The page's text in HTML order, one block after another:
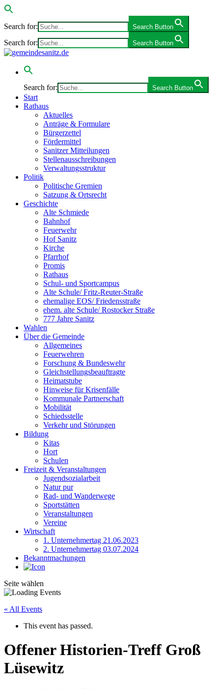
Search for: Search Button
Search for: Search Button
Search for: Search Button
Start
Rathaus
Aktuelles
Anträge & Formulare
Bürgerzettel
Fördermittel
Sanitzer Mitteilungen
Stellenausschreibungen
Verwaltungsstruktur
Politik
Politische Gremien
Satzung & Ortsrecht
Geschichte
Alte Schmiede
Bahnhof
Feuerwehr
Hof Sanitz
Kirche
Pfarrhof
Promis
Rathaus
Schul- und Sportcampus
Alte Schule/ Fritz-Reuter-Straße
ehemalige EOS/ Friedensstraße
ehem. alte Schule/ Rostocker Straße
777 Jahre Sanitz
Wahlen
Über die Gemeinde
Allgemeines
Feuerwehren
Forschung & Bundeswehr
Gleichstellungsbeauftragte
Heimatstube
Hinweise für Krisenfälle
Kommunale Partnerschaft
Mobilität
Schiedsstelle
Verkehr und Störungen
Bildung
Kitas
Hort
Schulen
Freizeit & Veranstaltungen
Jugendsozialarbeit
Natur pur
Rad- und Wanderwege
Sportstätten
Veranstaltungen
Vereine
Wirtschaft
1. Unternehmertag 21.06.2023
2. Unternehmertag 03.07.2024
Bekanntmachungen
Seite wählen
« All Events
This event has passed.
Offener Historien-Treff Groß
Lüsewitz